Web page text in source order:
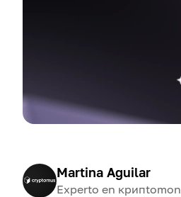
Martina Aguilar
Experto en